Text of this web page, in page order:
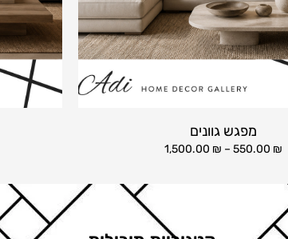
מפגש גוונים
550.00 ₪
–
1,500.00 ₪